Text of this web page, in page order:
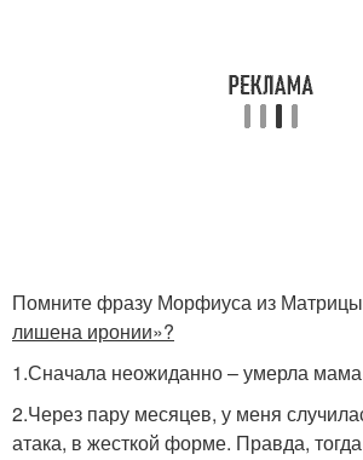
Помните фразу Морфиуса из
лишена иронии»?
1.Сначала неожиданно – умерла
2.Через пару месяцев, у меня
атака, в жесткой форме. Правда,